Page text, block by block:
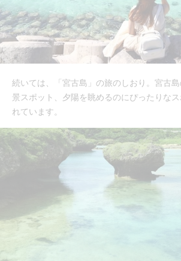
続いては、「宮古島」の旅のしおり。宮古
景スポット、夕陽を眺めるのにぴったりな
れています。